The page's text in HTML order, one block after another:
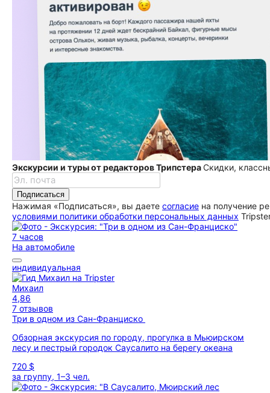
Экскурсии и туры от редакторов ТрипстераСкидки,
Подписаться
Нажимая «Подписаться», вы даете согласие на получение
условиями политики обработки персональных данных
7 часов
На автомобиле
индивидуальная
Михаил
4,86
7 отзывов
Три в одном из Сан-Франциско
Обзорная экскурсия по городу, прогулка в Мьюирском
лесу и пестрый городок Саусалито на берегу океана
720 $
за группу, 1–3 чел.